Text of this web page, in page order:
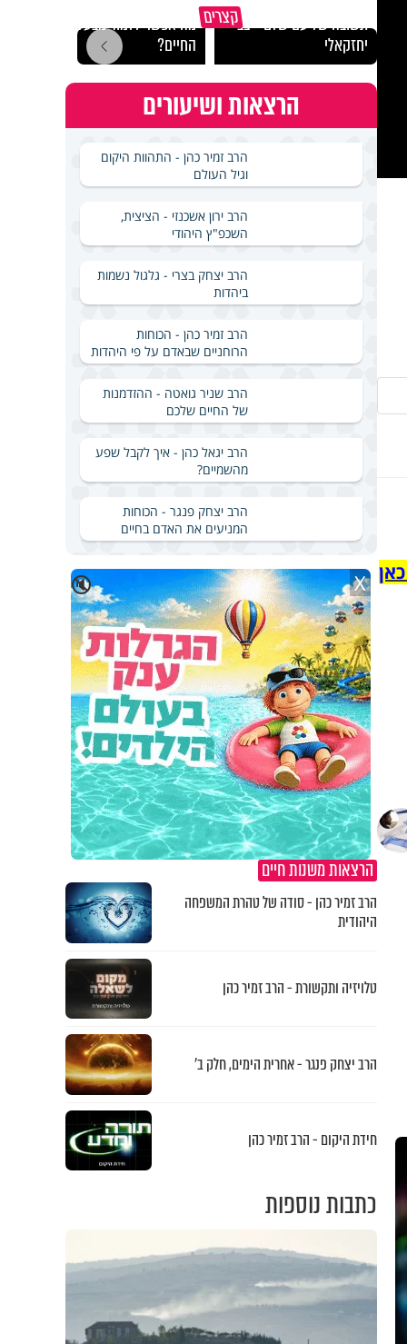
קצריםתשובה של עם שלם - צבי
יחזקאלי
מה אפשר ללמוד מבעלי
החיים?
הרצאות ושיעורים
הרב זמיר כהן - התהוות היקום
וגיל העולם
הרב ירון אשכנזי - הציצית,
השכפ"ץ היהודי
הרב יצחק בצרי - גלגול נשמות
ביהדות
הרב זמיר כהן - הכוחות
הרוחניים שבאדם על פי היהדות
הרב שניר גואטה - ההזדמנות
של החיים שלכם
הרב יגאל כהן - איך לקבל שפע
מהשמיים?
הרב יצחק פנגר - הכוחות
המניעים את האדם בחיים
🔇 X
הרצאות משנות חיים
הרב זמיר כהן - סודה של טהרת המשפחה
היהודית
טלויזיה ותקשורת - הרב זמיר כהן
הרב יצחק פנגר - אחרית הימים, חלק ב’
חידת היקום - הרב זמיר כהן
כתבות נוספות